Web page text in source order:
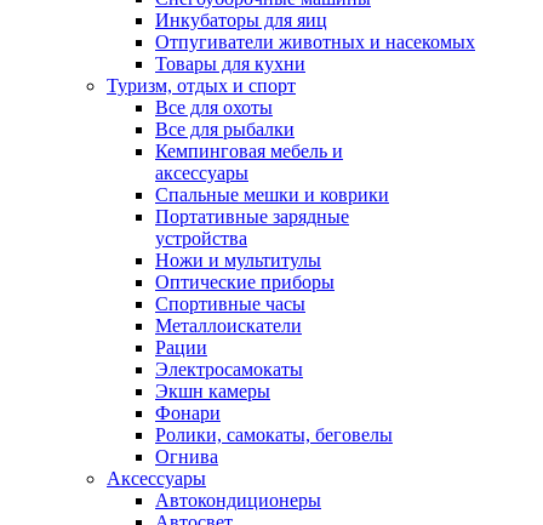
Инкубаторы для яиц
Отпугиватели животных и насекомых
Товары для кухни
Туризм, отдых и спорт
Все для охоты
Все для рыбалки
Кемпинговая мебель и
аксессуары
Спальные мешки и коврики
Портативные зарядные
устройства
Ножи и мультитулы
Оптические приборы
Спортивные часы
Металлоискатели
Рации
Электросамокаты
Экшн камеры
Фонари
Ролики, самокаты, беговелы
Огнива
Аксессуары
Автокондиционеры